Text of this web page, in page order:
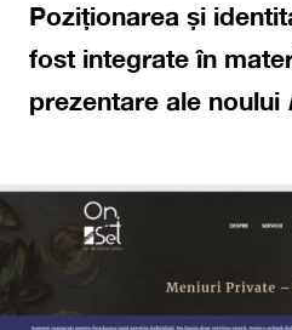
Poziționarea și
fost integrate în
prezentare ale noului